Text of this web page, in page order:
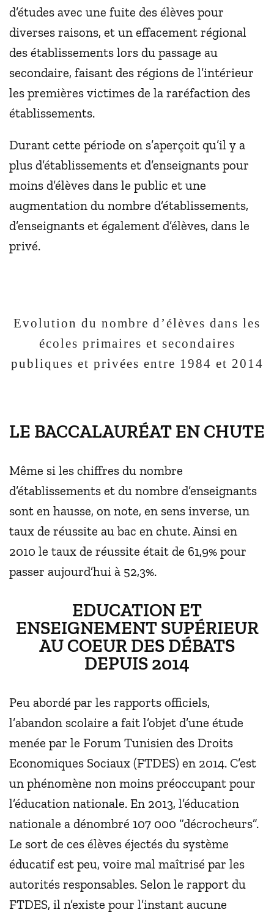
d’études avec une fuite des élèves pour
diverses raisons, et un effacement régional
des établissements lors du passage au
secondaire, faisant des régions de l’intérieur
les premières victimes de la raréfaction des
établissements.
Durant cette période on s’aperçoit qu’il y a
plus d’établissements et d’enseignants pour
moins d’élèves dans le public et une
augmentation du nombre d’établissements,
d’enseignants et également d’élèves, dans le
privé.
Evolution du nombre d’élèves dans les
écoles primaires et secondaires
publiques et privées entre 1984 et 2014
LE BACCALAURÉAT EN CHUTE
Même si les chiffres du nombre
d’établissements et du nombre d’enseignants
sont en hausse, on note, en sens inverse, un
taux de réussite au bac en chute. Ainsi en
2010 le taux de réussite était de 61,9% pour
passer aujourd’hui à 52,3%.
EDUCATION ET
ENSEIGNEMENT SUPÉRIEUR
AU COEUR DES DÉBATS
DEPUIS 2014
Peu abordé par les rapports officiels,
l’abandon scolaire a fait l’objet d’une étude
menée par le Forum Tunisien des Droits
Economiques Sociaux (FTDES) en 2014. C’est
un phénomène non moins préoccupant pour
l’éducation nationale. En 2013, l’éducation
nationale a dénombré 107 000 “décrocheurs”.
Le sort de ces élèves éjectés du système
éducatif est peu, voire mal maîtrisé par les
autorités responsables. Selon le rapport du
FTDES, il n’existe pour l’instant aucune